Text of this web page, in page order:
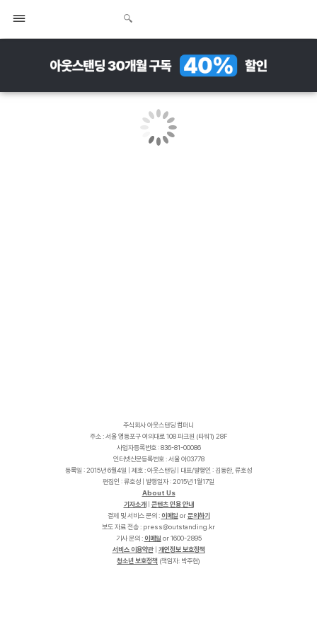
주식회사 아웃스탠딩 컴퍼니
주소 : 서울 영등포구 여의대로 108 파크원 (타워1) 28F
사업자등록번호 : 836-81-00086
인터넷신문등록번호 : 서울 아03778
등록일 : 2015년 6월4일 | 제호 : 아웃스탠딩 | 대표/발행인 : 김동환, 류호성
편집인 : 류호성 | 발행일자 : 2015년 1월17일
About Us
기자소개
콘텐츠 인용 안내
결제 및 서비스 문의 : 이메일 or문의하기
보도 자료 전송 :
r
k
.
g
n
i
d
n
a
t
s
t
u
o
@
s
s
e
r
p
기사 문의 : 이메일 or 1600-2895
서비스 이용약관| 개인정보 보호정책
청소년 보호정책 (책임자: 박주현)